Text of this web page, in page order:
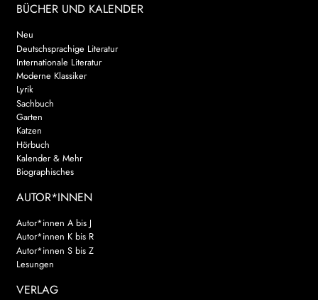
BÜCHER UND KALENDER
Neu
Deutschsprachige Literatur
Internationale Literatur
Moderne Klassiker
Lyrik
Sachbuch
Garten
Katzen
Hörbuch
Kalender & Mehr
Biographisches
AUTOR*INNEN
Autor*innen A bis J
Autor*innen K bis R
Autor*innen S bis Z
Lesungen
VERLAG